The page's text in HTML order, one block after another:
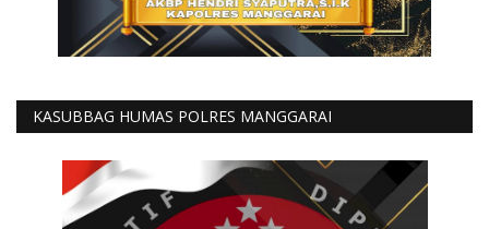
KASUBBAG HUMAS POLRES MANGGARAI